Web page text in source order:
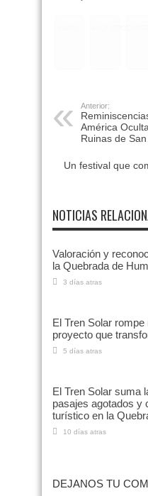
Anterior:
América
Ruinas de
Un festival que
NOTICIAS
Valoración y
la Quebrada de
3 días atras
El Tren Solar
proyecto que
5 días atras
El Tren Solar suma
pasajes agotados y
turístico en la
10 días atras
DEJANOS TU